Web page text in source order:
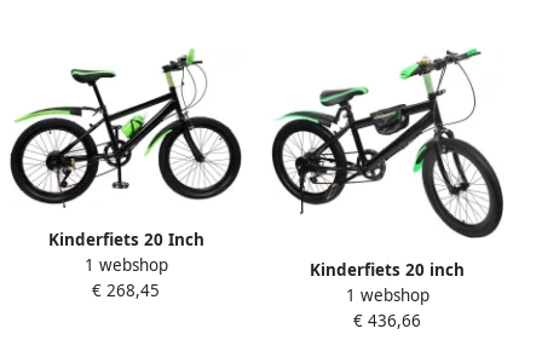
Kinderfiets 20 Inch
Mountainbike Fiets Buiten
Fietsen 7 Versnellingen 20
1 webshop
€ 268,45
Kinderfiets 20 inch
Jeugdfiets Mountainbike
Actief Buiten Spelen
1 webshop
€ 436,66